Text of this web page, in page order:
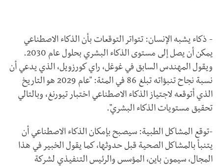
- ذكاء يشبه الإنسان: تتواتر التوقعات بأن الذكاء الاصطناعي
يمكن أن يصل إلى مستوى الذكاء البشري بحلول عام 2030.
ويقول المهندس السابق في غوغل، راي كورزويل، الذي يدعي أن
نسبة نجاح تنبؤاته تبلغ 86 في المئة: "عام 2029 هو التاريخ
الذي أتوقعه لاجتياز الذكاء الاصطناعي اختبار تيورنغ، وبالتالي
تحقيق مستويات الذكاء البشري".
-توقع المشاكل الطبية: سيصبح بإمكان الذكاء الاصطناعي أن
يتنبأ بالمشاكل الصحية قبل حدوثها، كما يقول الخبير في هذا
المجال، سيمون باين، المؤسس والرئيس التنفيذي لشركة